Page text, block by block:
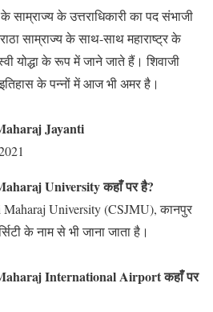
साम्राज्य के उत्तराधिकारी का पद संभाजी
साम्राज्य के साथ-साथ महाराष्ट्र के
योद्धा के रूप में जाने जाते हैं। शिवाजी
के पन्नों में आज भी अमर है।
Jayanti
University कहाँ पर है?
Maharaj University (CSJMU), कानपुर
के नाम से भी जाना जाता है।
International Airport कहाँ पर